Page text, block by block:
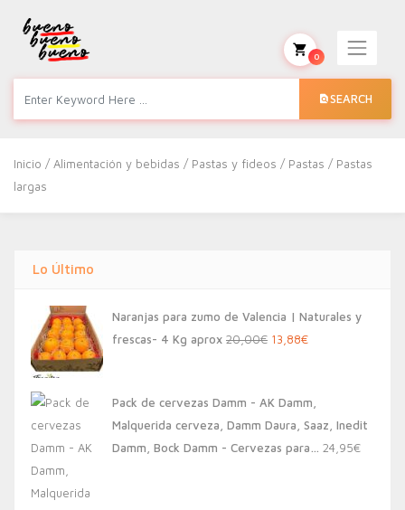
SEARCH
0
Inicio /Alimentación y bebidas / Pastas y fideos / Pastas / Pastas
largas
Lo Último
Naranjas para zumo de Valencia | Naturales y
frescas- 4 Kg aprox 20,00€ El
era:
20,00€.
13,88€El
es:
13,88€.
Pack de cervezas Damm - AK Damm,
Malquerida cerveza, Damm Daura, Saaz, Inedit
Damm, Bock Damm - Cervezas para… 24,95€